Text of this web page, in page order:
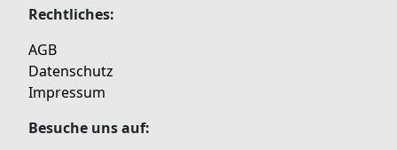
Rechtliches:
AGB
Datenschutz
Impressum
Besuche uns auf: